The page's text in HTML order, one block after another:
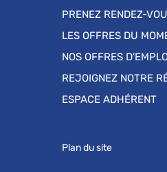
PRENEZ RENDEZ-
LES OFFRES DU
NOS OFFRES
REJOIGNEZ NOTRE
ESPACE ADHÉRENT
Plan du site